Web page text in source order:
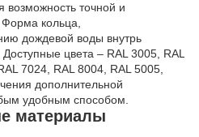
точной и
Форма кольца,
дождевой воды внутрь
цвета – RAL 3005, RAL
7024, RAL 8004, RAL 5005,
дополнительной
удобным способом.
материалы